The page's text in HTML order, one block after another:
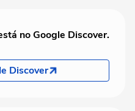
no Google Discover.
Discover